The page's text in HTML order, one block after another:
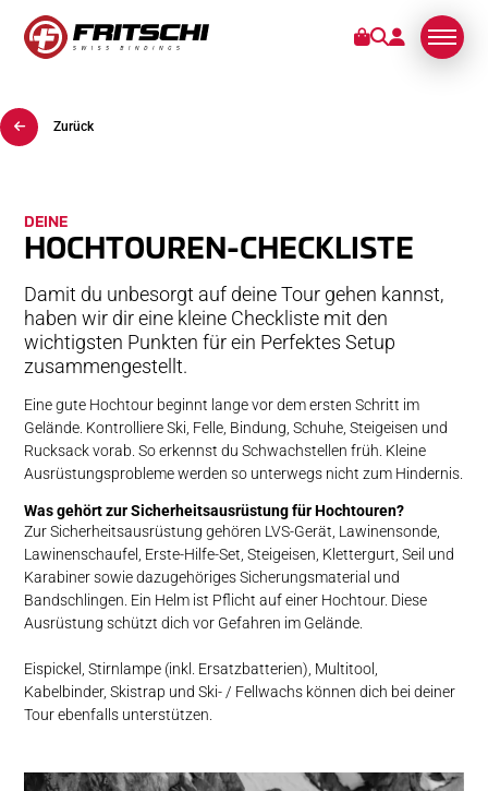
BINDUNGEN
STORIES
ÜBER UNS
Zurück
DEINE
HOCHTOUREN-CHECKLISTE
Damit du unbesorgt auf deine Tour gehen kannst,
haben wir dir eine kleine Checkliste mit den
wichtigsten Punkten für ein Perfektes Setup
zusammengestellt.
Eine gute Hochtour beginnt lange vor dem ersten Schritt im
Gelände. Kontrolliere Ski, Felle, Bindung, Schuhe, Steigeisen und
Rucksack vorab. So erkennst du Schwachstellen früh. Kleine
Ausrüstungsprobleme werden so unterwegs nicht zum Hindernis.
Was gehört zur Sicherheitsausrüstung für Hochtouren?
Zur Sicherheitsausrüstung gehören LVS-Gerät, Lawinensonde,
Lawinenschaufel, Erste-Hilfe-Set, Steigeisen, Klettergurt, Seil und
Karabiner sowie dazugehöriges Sicherungsmaterial und
Bandschlingen. Ein Helm ist Pflicht auf einer Hochtour. Diese
Ausrüstung schützt dich vor Gefahren im Gelände.
Eispickel, Stirnlampe (inkl. Ersatzbatterien), Multitool,
Kabelbinder, Skistrap und Ski- / Fellwachs können dich bei deiner
Tour ebenfalls unterstützen.